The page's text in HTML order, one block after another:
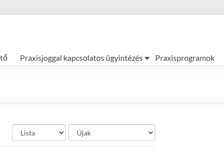
Praxisjoggal kapcsolatos ügyintézés Praxisprogramok